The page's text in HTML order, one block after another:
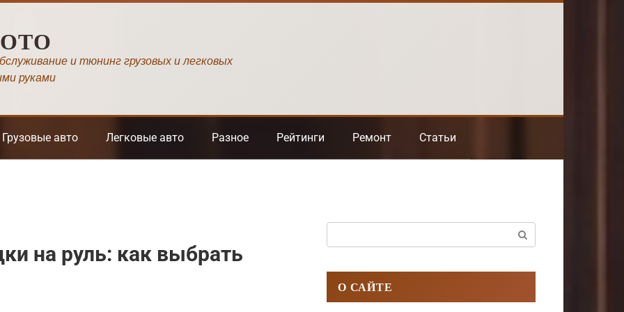
и тюнинг грузовых и легковых
руками
Грузовые авто Легковые авто Разное Рейтинги Ремонт Статьи
на руль: как выбрать
О САЙТЕ